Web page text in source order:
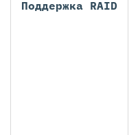
Поддержка RAID